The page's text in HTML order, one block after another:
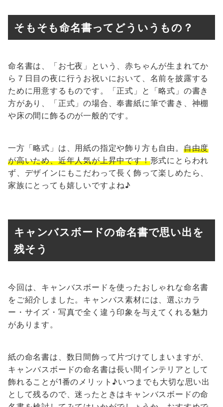
そもそも命名書ってどういうもの？
命名書は、「お七夜」という、赤ちゃんが生まれてか
ら７日目の夜に行うお祝いにおいて、名前を披露する
ために用意するものです。「正式」と「略式」の書き
方があり、「正式」の場合、奉書紙に筆で書き、神棚
や床の間に飾るのが一般的です。
一方「略式」は、用紙の指定や飾り方も自由。 自由度
が高いため、近年人気が上昇中です！形式にとらわれ
ず、デザインにもこだわって長く飾って楽しめたら、
家族にとっても嬉しいですよね♪
キャンバスボードの命名書で思い出を
残そう
今回は、キャンバスボードを使ったおしゃれな命名書
をご紹介しました。キャンバス素材には、選ぶカラ
ー・サイズ・写真で全く違う印象を与えてくれる魅力
があります。
紙の命名書は、数日間飾って片づけてしまいますが、
キャンバスボードの命名書は長い間インテリアとして
飾れることが1番のメリット♪いつまでも大切な思い出
として残るので、迷ったときはキャンバスボードの命